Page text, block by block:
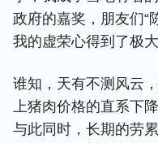
政府的嘉奖，朋友们“
我的虚荣心得到了极大
谁知，天有不测风云
上猪肉价格的直系下
与此同时，长期的劳